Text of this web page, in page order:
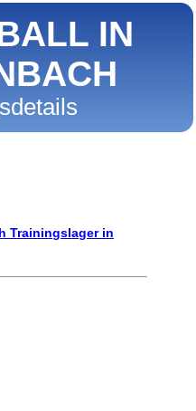
IN
Trainingslager in